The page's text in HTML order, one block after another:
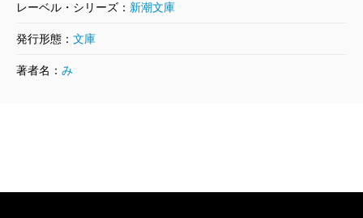
レーベル・シリーズ： 新潮文庫
発行形態： 文庫
著者名： み